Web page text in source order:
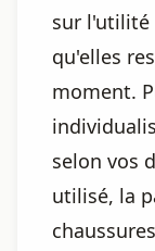
sur l'utilité
qu'elles
moment.
selon vos
utilisé, la